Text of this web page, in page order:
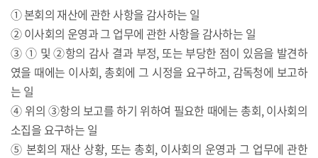
① 본회의 재산에 관한 사항을 감사하는 일
② 이사회의 운영과 그 업무에 관한 사항을 감사하는 일
③ ① 및 ②항의 감사 결과 부정, 또는 부당한 점이 있음을 발견하
였을 때에는 이사회, 총회에 그 시정을 요구하고, 감독청에 보고하
는 일
④ 위의 ③항의 보고를 하기 위하여 필요한 때에는 총회, 이사회의
소집을 요구하는 일
⑤ 본회의 재산 상황, 또는 총회, 이사회의 운영과 그 업무에 관한